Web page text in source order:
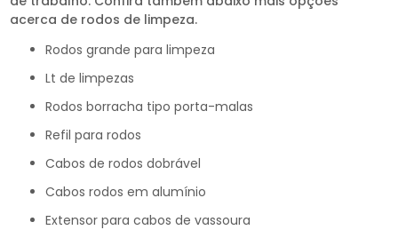
acerca de rodos de limpeza.
rodos grande para limpeza
lt de limpezas
rodos borracha tipo porta-malas
refil para rodos
cabos de rodos dobrável
cabos rodos em alumínio
extensor para cabos de vassoura